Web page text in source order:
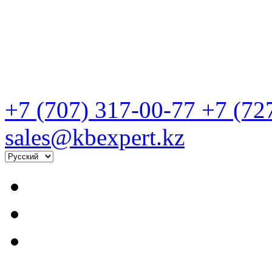
+7 (707) 317-00-77 +7
sales@kbexpert.kz